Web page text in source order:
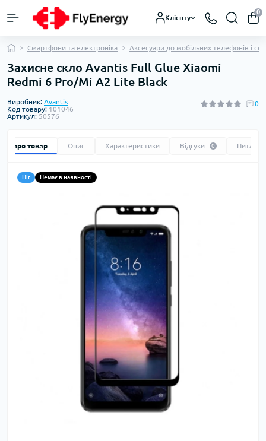
Клієнту
0
Смартфони та електроніка Аксесуари до мобільних телефонів і
Захисне скло Avantis Full Glue Xiaomi
Redmi 6 Pro/Mi A2 Lite Black
Виробник: Avantis
Код товару: 101046
Артикул: 50576
0
про товар Опис Характеристики Відгуки 0 Питання
Hit Немає в наявності